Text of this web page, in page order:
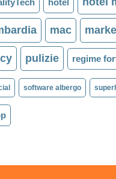
hotel
mac
pulizie regime
software albergo